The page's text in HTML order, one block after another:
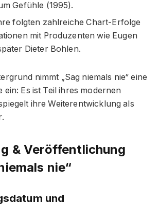
Gefühle (1995).
folgten zahlreiche Chart-Erfolge
mit Produzenten wie Eugen
Dieter Bohlen.
nimmt „Sag niemals nie“ eine
ein: Es ist Teil ihres modernen
ihre Weiterentwicklung als
& Veröffentlichung
nie“
und